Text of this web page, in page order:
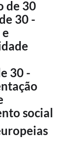
de 30
30 -
30 -
social